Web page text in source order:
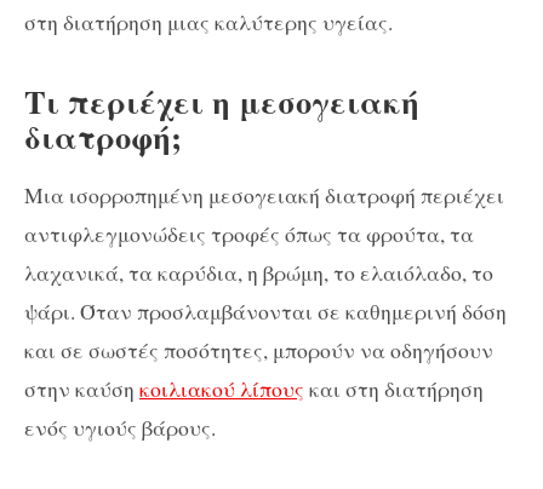
στη διατήρηση μιας καλύτερης υγείας.
Τι περιέχει η μεσογειακή
διατροφή;
Μια ισορροπημένη μεσογειακή διατροφή περιέχει
αντιφλεγμονώδεις τροφές όπως τα φρούτα, τα
λαχανικά, τα καρύδια, η βρώμη, το ελαιόλαδο, το
ψάρι. Όταν προσλαμβάνονται σε καθημερινή δόση
και σε σωστές ποσότητες, μπορούν να οδηγήσουν
στην καύση κοιλιακού λίπους και στη διατήρηση
ενός υγιούς βάρους.